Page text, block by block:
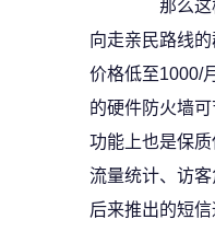
那么这样
向走亲民路线
价格低至1000/
的硬件防火墙
功能上也是保
流量统计、访
后来推出的短